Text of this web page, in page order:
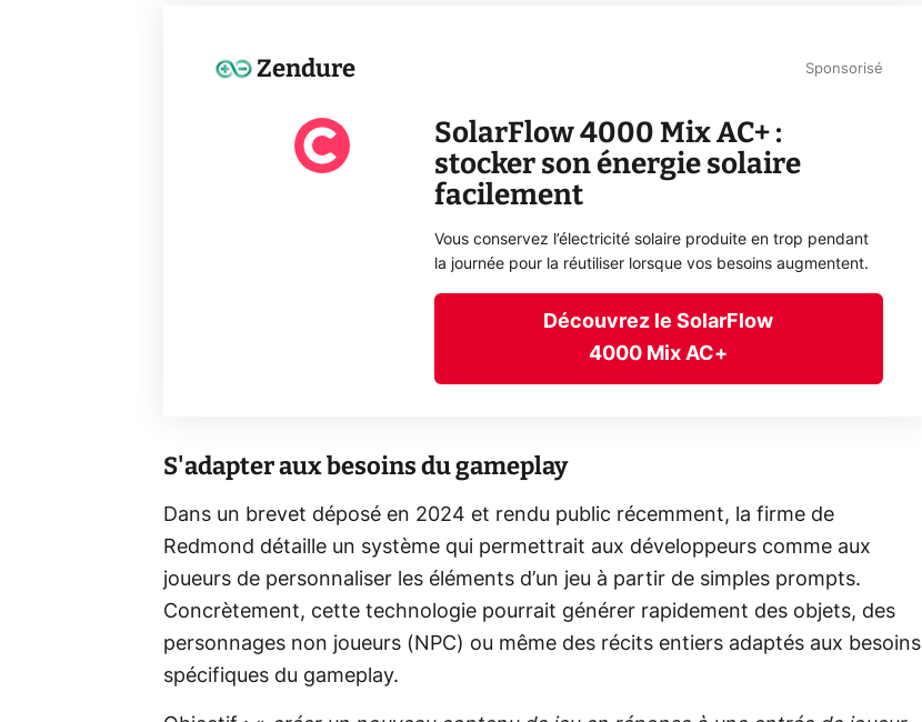
Zendure Sponsorisé
SolarFlow 4000 Mix AC+ :
stocker son énergie solaire
facilement
Vous conservez l’électricité solaire produite en trop pendant
la journée pour la réutiliser lorsque vos besoins augmentent.
Découvrez le SolarFlow
4000 Mix AC+
S'adapter aux besoins du gameplay
Dans un brevet déposé en 2024 et rendu public récemment, la firme de
Redmond détaille un système qui permettrait aux développeurs comme aux
joueurs de personnaliser les éléments d’un jeu à partir de simples prompts.
Concrètement, cette technologie pourrait générer rapidement des objets, des
personnages non joueurs (NPC) ou même des récits entiers adaptés aux besoins
spécifiques du gameplay.